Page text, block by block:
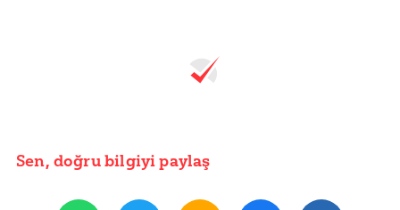
Sen, doğru bilgiyi paylaş